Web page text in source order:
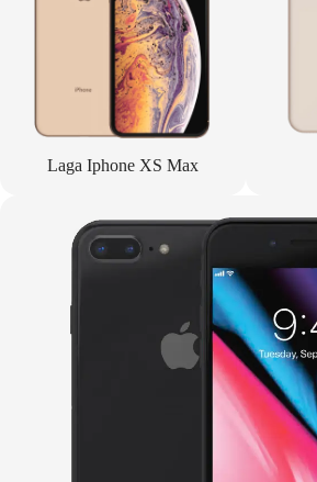
Laga Iphone XS Max